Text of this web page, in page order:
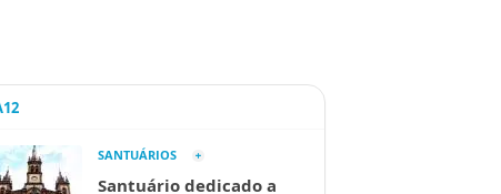
SANTUÁRIOS
Santuário dedicado a